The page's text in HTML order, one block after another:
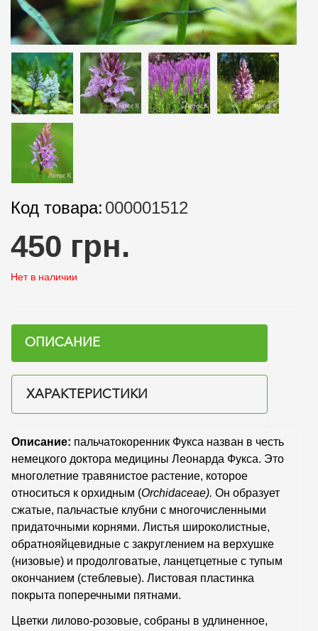
Код товара: 000001512
450 грн.
Нет в наличии
ОПИСАНИЕ
ХАРАКТЕРИСТИКИ
Описание: пальчатокоренник Фукса назван в честь
немецкого доктора медицины Леонарда Фукса. Это
многолетние травянистое растение, которое
относиться к орхидным (Orchidaceae). Он образует
сжатые, пальчастые клубни с многочисленными
придаточными корнями. Листья широколистные,
обратнояйцевидные с закруглением на верхушке
(низовые) и продолговатые, ланцетцетные с тупым
окончанием (стеблевые). Листовая пластинка
покрыта поперечными пятнами.
Цветки лилово-розовые, собраны в удлиненное,